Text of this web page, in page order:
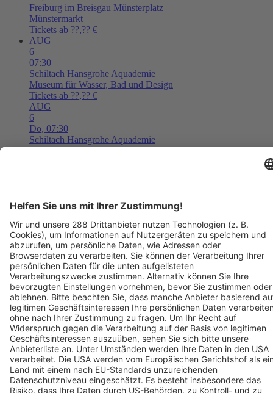
Freiburg im Breisgau Münsterplatz
Münstermarkt
Tickets ab ??,?? €
AUG
6
07:30
Schiltach Hansgrohe Aquademie
Museum für Wasser, Bad und Design
Tickets ab ??,?? €
AUG
6
Do, 07:30
Schiltach Hansgrohe Aquademie
Museum für Wasser, Bad und Design
AUG
6
08:00
Langen Freizeit- und Familienbad Langen
Freizeit- und Familienbad 2026 - Das Ticket berechtigt zum
einmaligen Eintritt in das Bad. Kein Wiedereintritt möglich.